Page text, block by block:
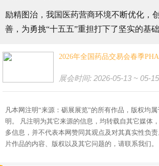
励精图治，我国医药营商环境不断优化，
善，为勇挑“十五五”重担打下了坚实的基础
2026年全国药品交易会春季
展会时间: 2026-05-13 ~ 05-15
凡本网注明“来源：砺展展览”的所有作品，版权均
明。 凡注明为其它来源的信息，均转载自其它媒体
多信息，并不代表本网赞同其观点及对其真实性负
片作品的内容、版权以及其它问题的，请联系我们。